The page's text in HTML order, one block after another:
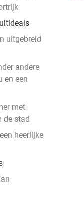
uitgebreid
andere
en een
met
de stad
heerlijke